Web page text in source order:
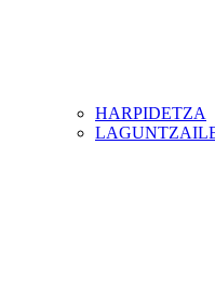
HARPIDETZA